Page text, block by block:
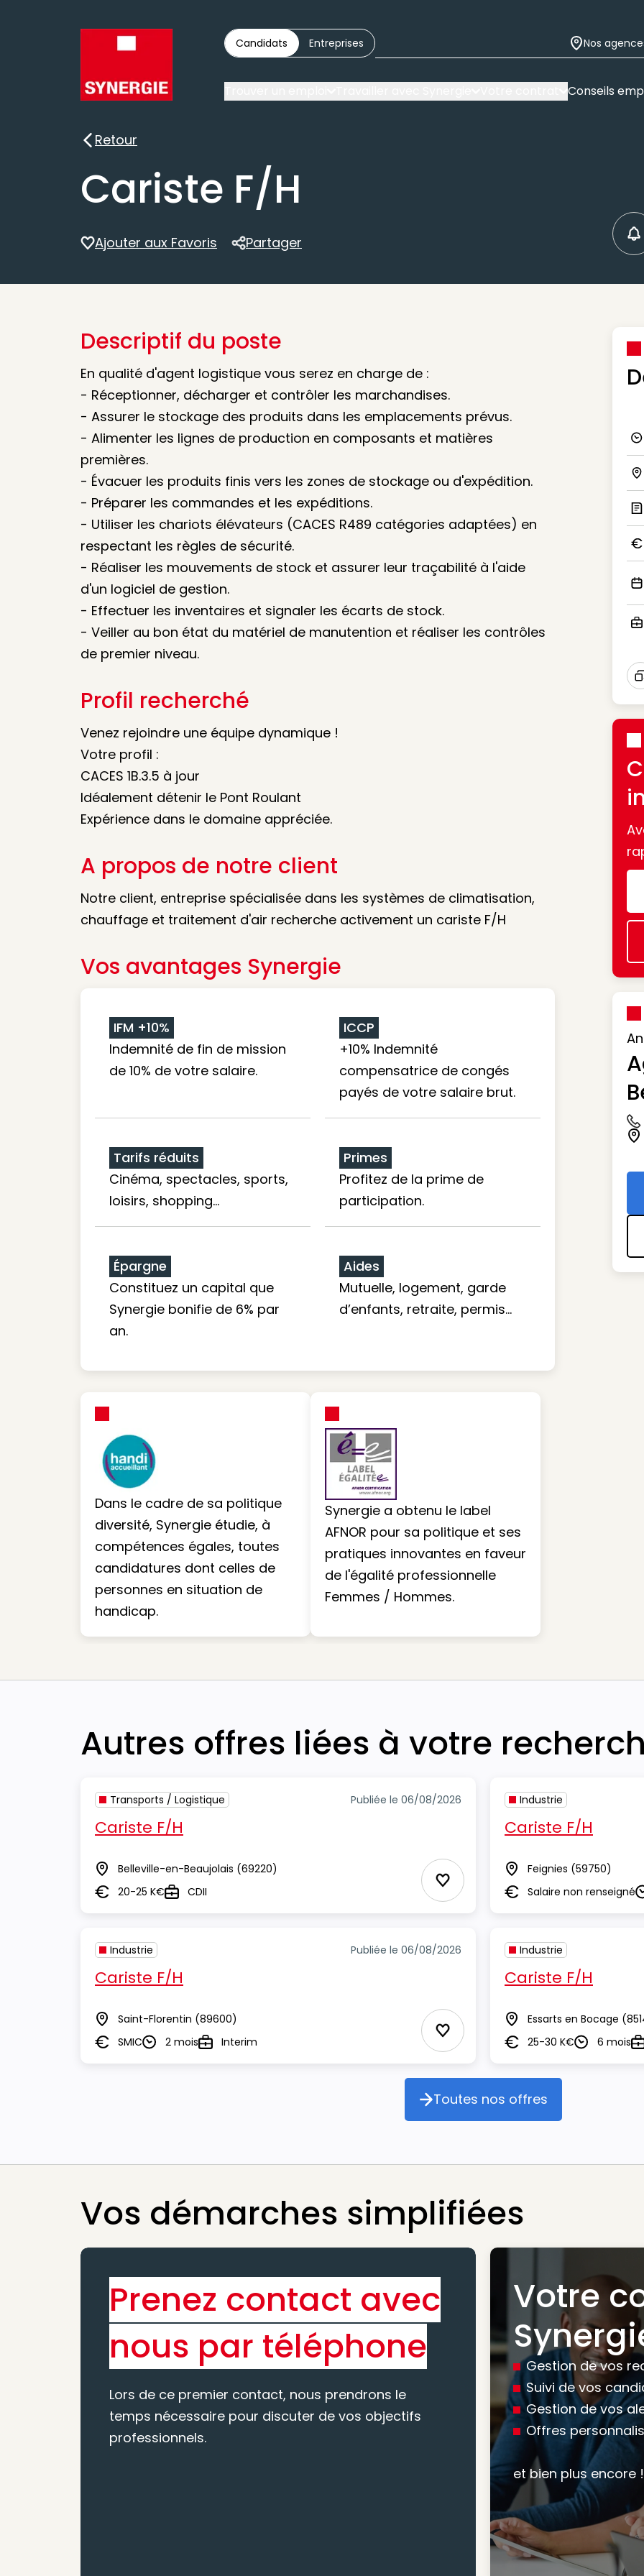
Candidats Entreprises Nos
Conseils
Retour
Retour
Cariste F/H
Ajouter aux Favoris
Partager
Partager
Descriptif du poste
En qualité d'agent logistique vous serez en charge de :
- Réceptionner, décharger et contrôler les marchandises.
- Assurer le stockage des produits dans les emplacements prévus.
- Alimenter les lignes de production en composants et matières
premières.
- Évacuer les produits finis vers les zones de stockage ou d'expédition.
- Préparer les commandes et les expéditions.
- Utiliser les chariots élévateurs (CACES R489 catégories adaptées) en
respectant les règles de sécurité.
- Réaliser les mouvements de stock et assurer leur traçabilité à l'aide
d'un logiciel de gestion.
- Effectuer les inventaires et signaler les écarts de stock.
- Veiller au bon état du matériel de manutention et réaliser les contrôles
de premier niveau.
Profil recherché
Venez rejoindre une équipe dynamique !
Votre profil :
CACES 1B.3.5 à jour
Idéalement détenir le Pont Roulant
Expérience dans le domaine appréciée.
A propos de notre client
Notre client, entreprise spécialisée dans les systèmes de climatisation,
chauffage et traitement d'air recherche activement un cariste F/H
Vos avantages Synergie
IFM +10%
Indemnité de fin de mission
de 10% de votre salaire.
ICCP
+10% Indemnité
compensatrice de congés
payés de votre salaire brut.
Tarifs réduits
Cinéma, spectacles, sports,
loisirs, shopping...
Primes
Profitez de la prime de
participation.
Épargne
Constituez un capital que
Synergie bonifie de 6% par
an.
Aides
Mutuelle, logement, garde
d’enfants, retraite, permis…
Dans le cadre de sa politique
diversité, Synergie étudie, à
compétences égales, toutes
candidatures dont celles de
personnes en situation de
handicap.
Synergie a obtenu le label
AFNOR pour sa politique et ses
pratiques innovantes en faveur
de l'égalité professionnelle
Femmes / Hommes.
Autres offres liées à votre
Transports / Logistique Publiée le 06/08/2026
Cariste F/H
Lieu Belleville-en-Beaujolais (69220)
Salaire20-25 K€TypeCDII Ajouter aux Favoris
Industrie
Cariste F/H
Lieu Feignies (59750)
SalaireSalaire non renseigné
Industrie Publiée le 06/08/2026
Cariste F/H
Lieu Saint-Florentin (89600)
Salaire
SMICDurée2 moisTypeInterim Ajouter aux Favoris
Industrie
Cariste F/H
Lieu Essarts en Bocage
Salaire25-30 K€Durée6 mois
Toutes nos offres
Toutes nos offres
Vos démarches simplifiées
Prenez contact avec
nous par téléphone
Lors de ce premier contact, nous prendrons le
temps nécessaire pour discuter de vos objectifs
professionnels.
Nous vous
votre recherche,
mesure pour
atteindre vos
Votre
Gestion de vos
Suivi de vos
Gestion de vos
Offres
et bien plus encore !